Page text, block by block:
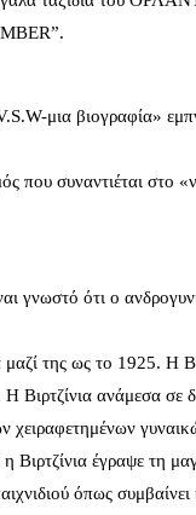
μια βιογραφία»
που συναντιέται στο
ότι ο
της ως το 1925. Η
Βιρτζίνια ανάμεσα σε
χειραφετημένων
έγραψε τη
όπως